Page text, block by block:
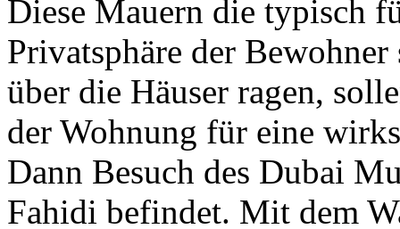
Diese Mauern die typisch
Privatsphäre der
über die Häuser ragen,
der Wohnung für eine
Dann Besuch des Dubai
Fahidi befindet. Mit dem